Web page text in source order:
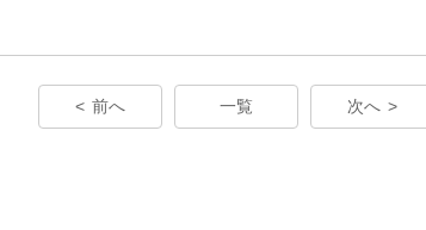
前へ 一覧 次へ